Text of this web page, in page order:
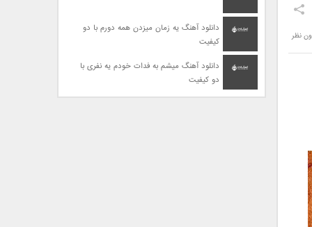
نظر
دانلود آهنگ یه زمان میزدن همه دورم با دو
کیفیت
دانلود آهنگ میشم به فدات خودم یه نفری با
دو کیفیت